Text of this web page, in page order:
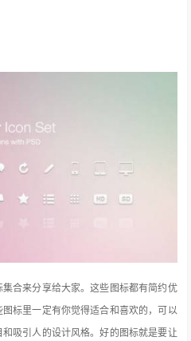
合来分享给大家。这些图标都有简约优
标里一定有你觉得适合和喜欢的，可以
吸引人的设计风格。好的图标就是要让